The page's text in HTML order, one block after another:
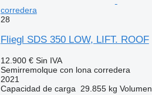
corredera
28
Fliegl SDS 350 LOW, LIFT. ROOF
12.900 € Sin IVA
Semirremolque con lona corredera
2021
Capacidad de carga
29.855 kg Volumen